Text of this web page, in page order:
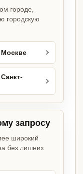
городе,
городскую
запросу
широкий
без лишних